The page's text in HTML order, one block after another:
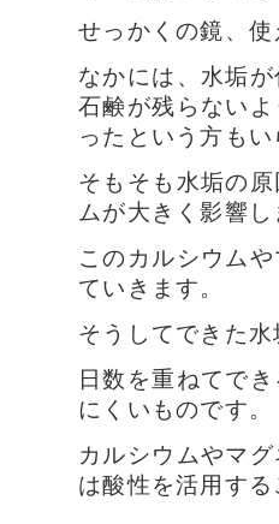
せっかくの鏡、
なかには、水垢
石鹸が残らない
ったという方も
そもそも水垢の
ムが大きく影響し
このカルシウム
ていきます。
そうしてできた
日数を重ねてで
にくいものです。
カルシウムやマ
は酸性を活用す